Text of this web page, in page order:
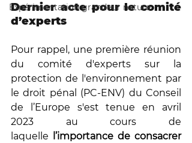
Expérimentation grandeur nature
Dernier acte pour le comité
d’experts
Pour rappel, une première réunion
du comité d'experts sur la
protection de l'environnement par
le droit pénal (PC-ENV) du Conseil
de l’Europe s'est tenue en avril
2023 au cours de
laquelle l’importance de consacrer